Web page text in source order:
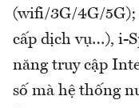
(wifi/3G/4G/5G);
cấp dịch vụ…), i-
năng truy cập
số mà hệ thống